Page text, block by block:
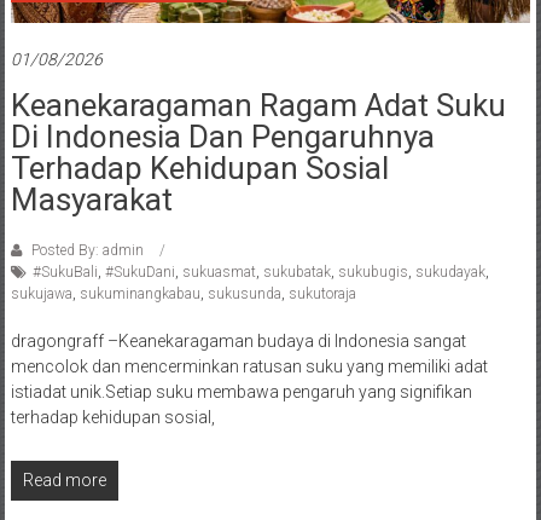
01/08/2026
Keanekaragaman Ragam Adat Suku
Di Indonesia Dan Pengaruhnya
Terhadap Kehidupan Sosial
Masyarakat
Posted By: admin
#SukuBali #SukuDani sukuasmat sukubatak, sukubugis sukudayak,
sukujawa sukuminangkabau sukusunda sukutoraja
dragongraff –Keanekaragaman budaya di Indonesia sangat
mencolok dan mencerminkan ratusan suku yang memiliki adat
istiadat unik.Setiap suku membawa pengaruh yang signifikan
terhadap kehidupan sosial,
Read more